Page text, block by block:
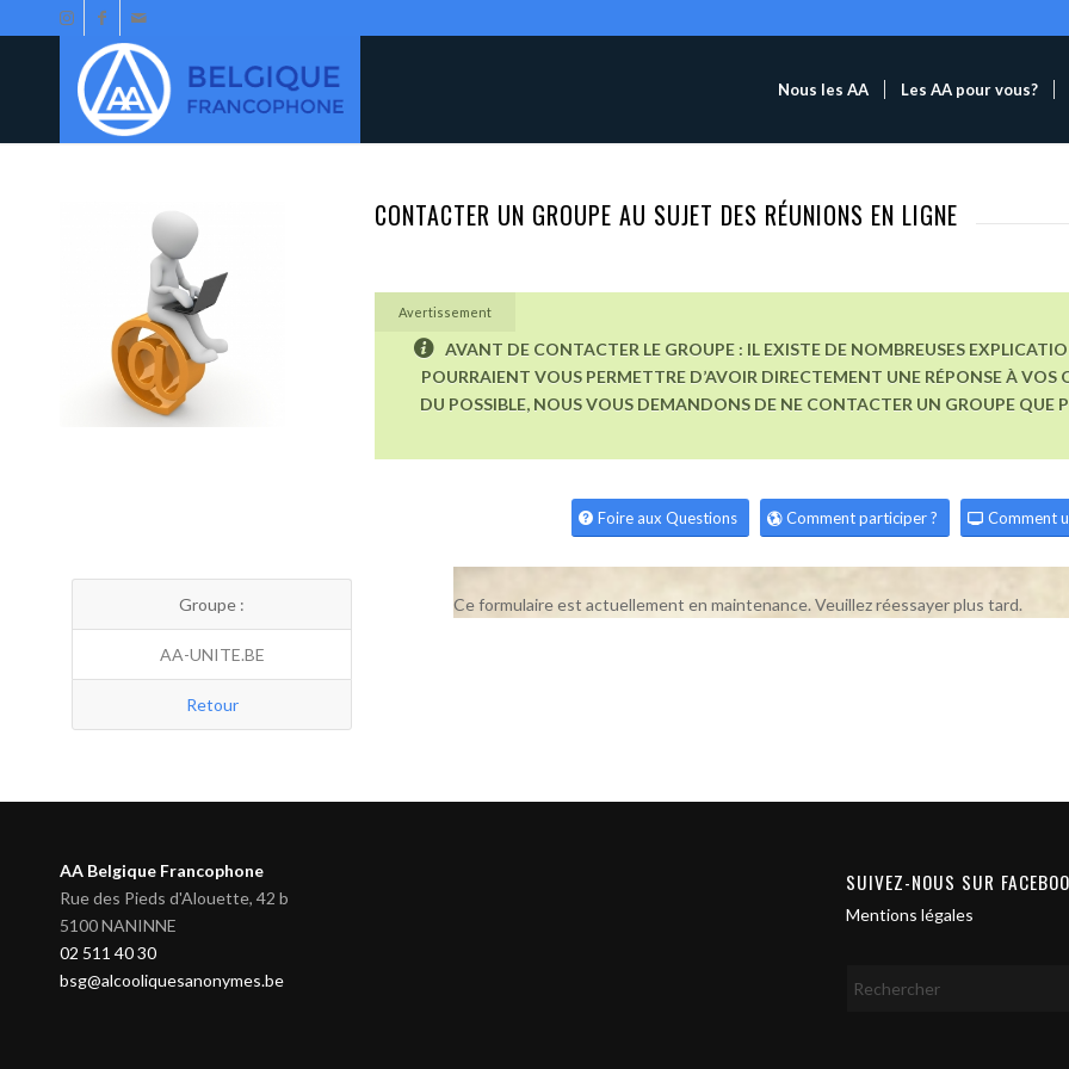
Nous les AA Les AA pour vous?
CONTACTER UN GROUPE AU SUJET DES RÉUNIONS EN LIGNE
Avertissement
AVANT DE CONTACTER LE GROUPE : IL EXISTE DE NOMBREUSES
POURRAIENT VOUS PERMETTRE D’AVOIR DIRECTEMENT UNE RÉPONSE À VOS
DU POSSIBLE, NOUS VOUS DEMANDONS DE NE CONTACTER UN GROUPE QUE
Foire aux Questions Comment participer ? Comment
Groupe :
AA-UNITE.BE
Retour
Ce formulaire est actuellement en maintenance. Veuillez réessayer plus tard.
AA Belgique Francophone
Rue des Pieds d'Alouette, 42 b
5100 NANINNE
02 511 40 30
bsg@alcooliquesanonymes.be
SUIVEZ-NOUS SUR
Mentions légales